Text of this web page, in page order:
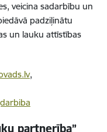
veicina sadarbību un
padziļinātu
un lauku attīstības
,
partnerība”